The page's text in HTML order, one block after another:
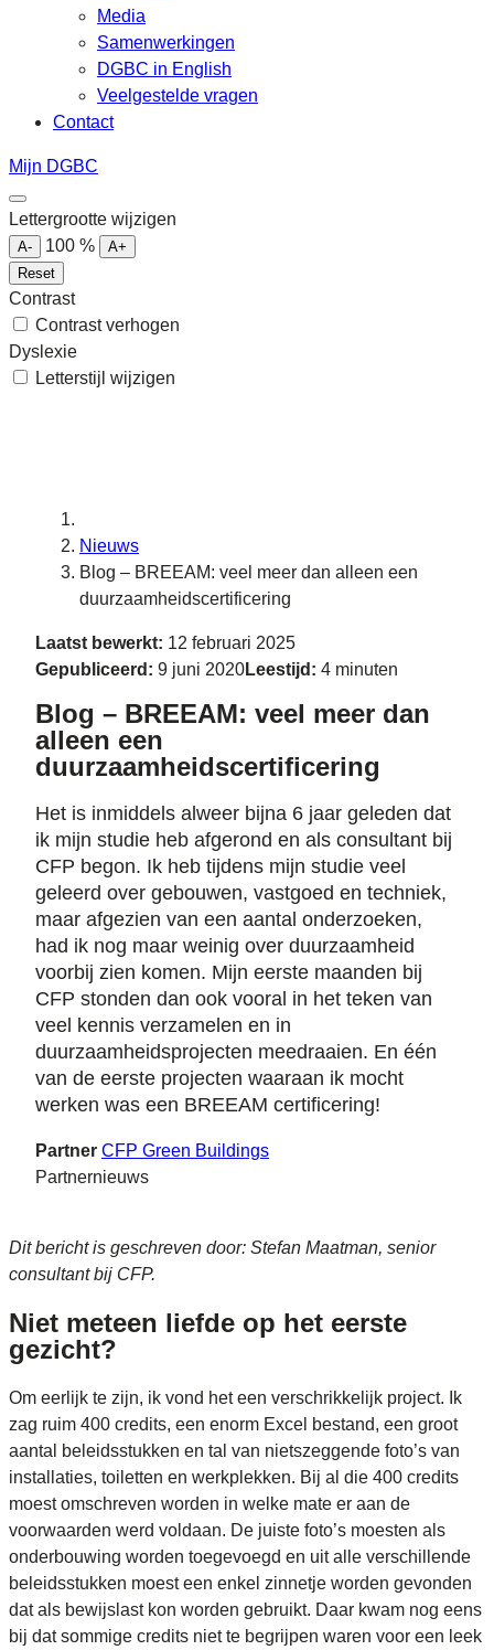
Media
Samenwerkingen
DGBC in English
Veelgestelde vragen
Contact
Mijn DGBC
Lettergrootte wijzigen
A- 100 %
A+
Reset
Contrast
Contrast verhogen
Dyslexie
Letterstijl wijzigen
Nieuws
Blog – BREEAM: veel meer dan alleen een
duurzaamheidscertificering
Laatst bewerkt: 12 februari 2025
Gepubliceerd: 9 juni 2020Leestijd: 4 minuten
Blog – BREEAM: veel meer dan
alleen een
duurzaamheidscertificering
Het is inmiddels alweer bijna 6 jaar geleden dat
ik mijn studie heb afgerond en als consultant bij
CFP begon. Ik heb tijdens mijn studie veel
geleerd over gebouwen, vastgoed en techniek,
maar afgezien van een aantal onderzoeken,
had ik nog maar weinig over duurzaamheid
voorbij zien komen. Mijn eerste maanden bij
CFP stonden dan ook vooral in het teken van
veel kennis verzamelen en in
duurzaamheidsprojecten meedraaien. En één
van de eerste projecten waaraan ik mocht
werken was een BREEAM certificering!
Partner CFP Green Buildings
Partnernieuws
Dit bericht is geschreven door: Stefan Maatman, senior
consultant bij CFP.
Niet meteen liefde op het eerste
gezicht?
Om eerlijk te zijn, ik vond het een verschrikkelijk project. Ik
zag ruim 400 credits, een enorm Excel bestand, een groot
aantal beleidsstukken en tal van nietszeggende foto’s van
installaties, toiletten en werkplekken. Bij al die 400 credits
moest omschreven worden in welke mate er aan de
voorwaarden werd voldaan. De juiste foto’s moesten als
onderbouwing worden toegevoegd en uit alle verschillende
beleidsstukken moest een enkel zinnetje worden gevonden
dat als bewijslast kon worden gebruikt. Daar kwam nog eens
bij dat sommige credits niet te begrijpen waren voor een leek